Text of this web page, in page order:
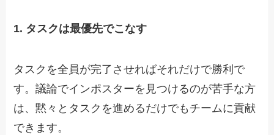
1. タスクは最優先でこなす
タスクを全員が完了させればそれだけで勝利で
す。議論でインポスターを見つけるのが苦手な方
は、黙々とタスクを進めるだけでもチームに貢献
できます。